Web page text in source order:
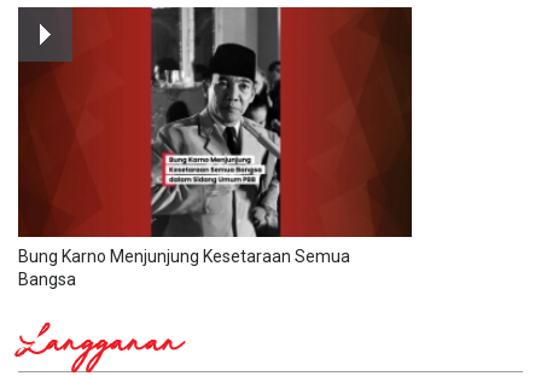
Bung Karno Menjunjung Kesetaraan Semua
Bangsa
Langganan